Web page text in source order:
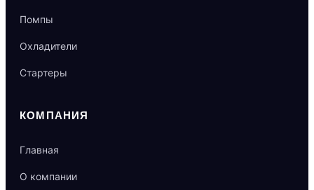
Помпы
Охладители
Стартеры
КОМПАНИЯ
Главная
О компании